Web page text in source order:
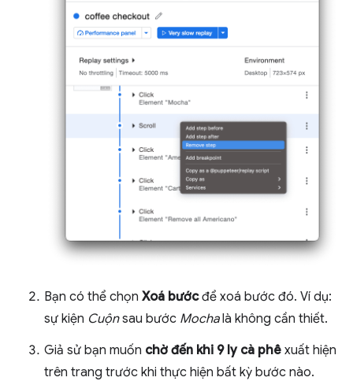
Bạn có thể chọn Xoá bướcđể xoá bước đó. Ví dụ:
sự kiện Cuộnsau bước Mochalà không cần thiết.
Giả sử bạn muốn chờ đến khi 9 ly cà phê xuất hiện
trên trang trước khi thực hiện bất kỳ bước nào.